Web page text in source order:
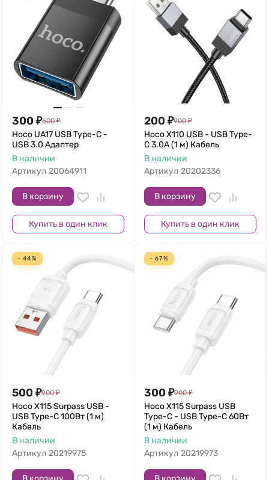
300 ₽600 ₽
Hoco UA17 USB Type-C -
USB 3.0 Адаптер
В наличии
Артикул 20064911
В корзину
Купить в один клик
200 ₽900 ₽
Hoco X110 USB - USB Type-
C 3.0A (1 м) Кабель
В наличии
Артикул 20202336
В корзину
Купить в один клик
- 44%
500 ₽900 ₽
Hoco X115 Surpass USB -
USB Type-C 100Вт (1 м)
Кабель
В наличии
Артикул 20219975
- 67%
300 ₽900 ₽
Hoco X115 Surpass USB
Type-C - USB Type-C 60Вт
(1 м) Кабель
В наличии
Артикул 20219973